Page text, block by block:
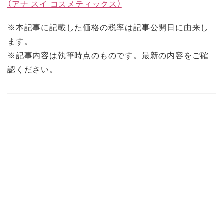
（アナ スイ コスメティックス）
※本記事に記載した価格の税率は記事公開日に由来し
ます。
※記事内容は執筆時点のものです。最新の内容をご確
認ください。